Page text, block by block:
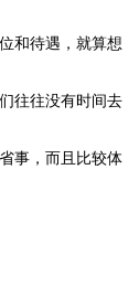
和待遇，就算想
往往没有时间去
事，而且比较体